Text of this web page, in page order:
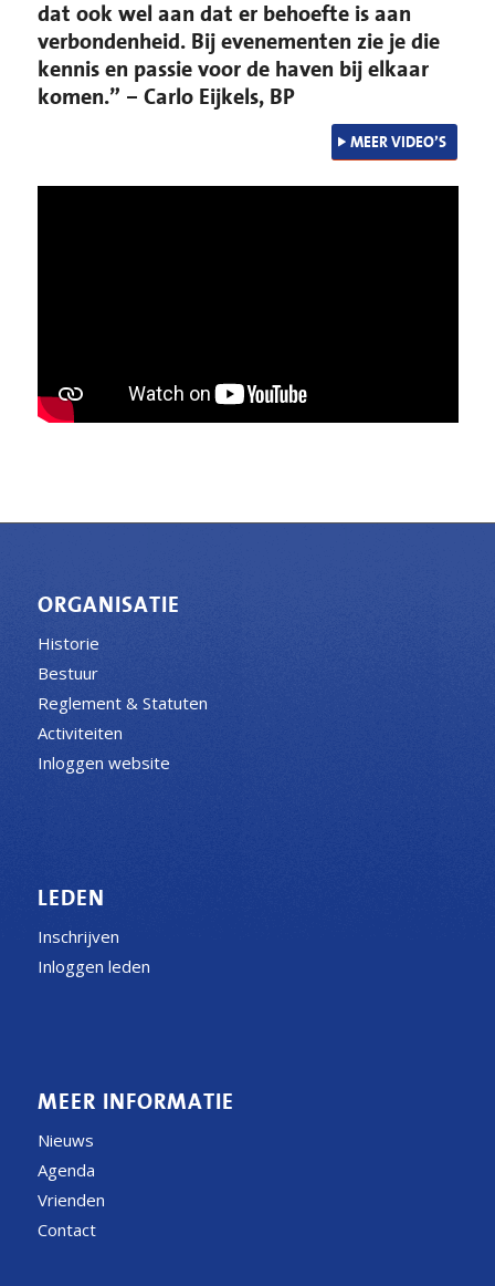
dat ook wel aan dat er behoefte is aan
verbondenheid. Bij evenementen zie je die
kennis en passie voor de haven bij elkaar
komen.” – Carlo Eijkels, BP
MEER VIDEO’S
ORGANISATIE
Historie
Bestuur
Reglement & Statuten
Activiteiten
Inloggen website
LEDEN
Inschrijven
Inloggen leden
MEER INFORMATIE
Nieuws
Agenda
Vrienden
Contact